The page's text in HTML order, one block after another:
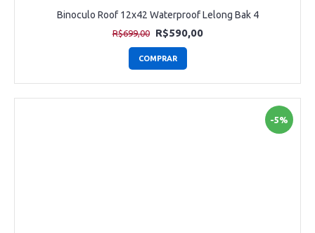
Binoculo Roof 12x42 Waterproof Lelong Bak 4
R$699,00 R$590,00
COMPRAR
-5%